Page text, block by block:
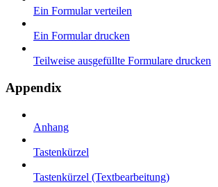
Ein Formular verteilen
Ein Formular drucken
Teilweise ausgefüllte Formulare drucken
Appendix
Anhang
Tastenkürzel
Tastenkürzel (Textbearbeitung)